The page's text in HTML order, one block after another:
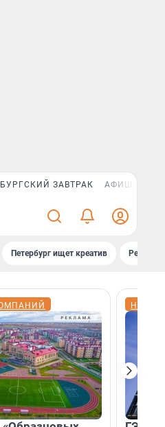
ЗАВТРАК АФИША PLUS
Петербург ищет креатив